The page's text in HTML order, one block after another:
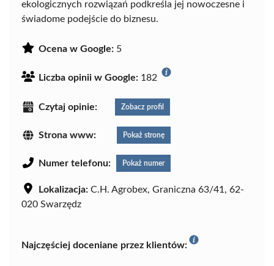
ekologicznych rozwiązań podkreśla jej nowoczesne i
świadome podejście do biznesu.
Ocena w Google: 5
Liczba opinii w Google: 182
Czytaj opinie: Zobacz profil
Strona www: Pokaż stronę
Numer telefonu: Pokaż numer
Lokalizacja: C.H. Agrobex, Graniczna 63/41, 62-
020 Swarzędz
Najczęściej doceniane przez klientów: